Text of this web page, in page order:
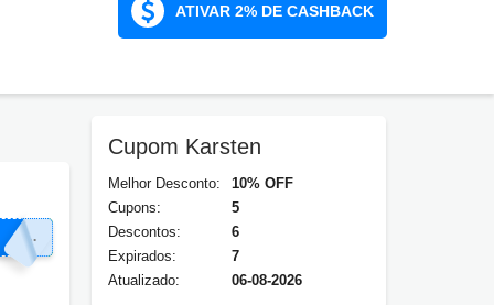
ATIVAR 2% DE CASHBACK
Cupom Karsten
Melhor Desconto:
10% OFF
Cupons:
5
Descontos:
6
Expirados:
7
Atualizado:
06-08-2026